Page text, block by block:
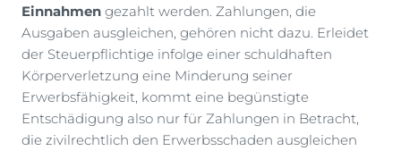
Einnahmen gezahlt werden. Zahlungen, die
Ausgaben ausgleichen, gehören nicht dazu. Erleidet
der Steuerpflichtige infolge einer schuldhaften
Körperverletzung eine Minderung seiner
Erwerbsfähigkeit, kommt eine begünstigte
Entschädigung also nur für Zahlungen in Betracht,
die zivilrechtlich den Erwerbsschaden ausgleichen